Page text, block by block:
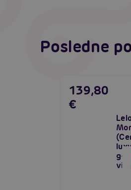
Posledne
g-
139,80
€